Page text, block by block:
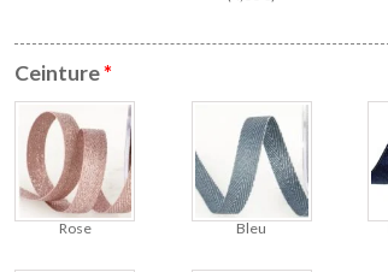
Ceinture*
Rose Bleu